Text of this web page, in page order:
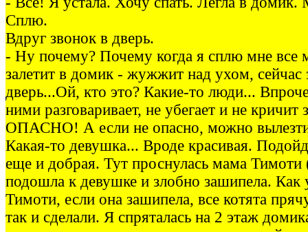
Сплю.
Вдруг звонок в дверь.
- Ну почему? Почему когда я сплю мне все
залетит в домик - жужжит над ухом, сейчас
дверь...Ой, кто это? Какие-то люди...
ними разговаривает, не убегает и не кричит
ОПАСНО! А если не опасно, можно
Какая-то девушка... Вроде красивая.
еще и добрая. Тут проснулась мама
подошла к девушке и злобно зашипела. Как
Тимоти, если она зашипела, все котята
так и сделали. Я спряталась на 2 этаж